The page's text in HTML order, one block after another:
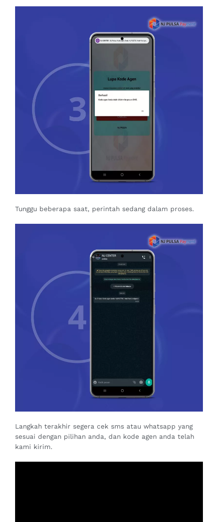
Tunggu beberapa saat, perintah sedang dalam proses.
Langkah terakhir segera cek sms atau whatsapp yang
sesuai dengan pilihan anda, dan kode agen anda telah
kami kirim.